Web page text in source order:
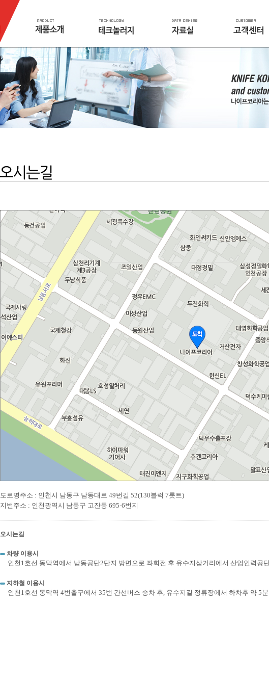
도로명주소 : 인천시 남동구 남동대로 49번길 52(130블럭 7롯트)
지번주소 : 인천광역시 남동구 고잔동 695-6번지
오시는길
차량 이용시
인천1호선 동막역에서 남동공단2단지 방면으로 좌회전 후 유수지삼거리에서 산업인력공
지하철 이용시
인천1호선 동막역 4번출구에서 35번 간선버스 승차 후, 유수지길 정류장에서 하차후 약 5